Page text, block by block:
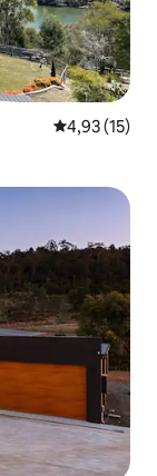
Gemiddelde
4,93 (15)